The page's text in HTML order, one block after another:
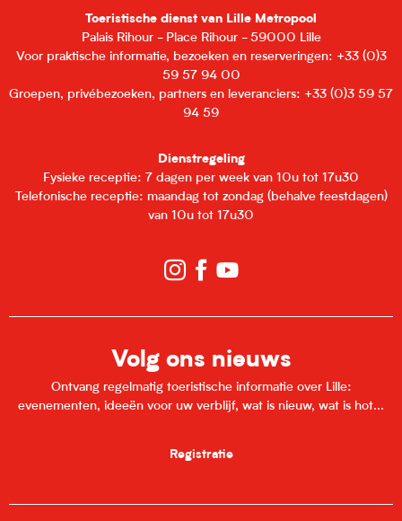
Toeristische dienst van Lille Metropool
Palais Rihour - Place Rihour - 59000 Lille
Voor praktische informatie, bezoeken en reserveringen: +33 (0)3
59 57 94 00
Groepen, privébezoeken, partners en leveranciers: +33 (0)3 59 57
94 59
Dienstregeling
Fysieke receptie: 7 dagen per week van 10u tot 17u30
Telefonische receptie: maandag tot zondag (behalve feestdagen)
van 10u tot 17u30
Volg ons nieuws
Ontvang regelmatig toeristische informatie over Lille:
evenementen, ideeën voor uw verblijf, wat is nieuw, wat is hot...
Registratie